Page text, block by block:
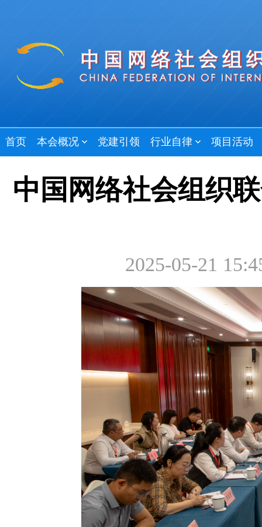
首页 本会概况 党建引领 行业自律 项目活动
中国网络社会组织
2025-05-21